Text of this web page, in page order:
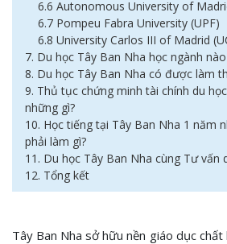
6.6 Autonomous University of
6.7 Pompeu Fabra University (UPF)
6.8 University Carlos III of Madrid
7. Du học Tây Ban Nha học ngành
8. Du học Tây Ban Nha có được làm
9. Thủ tục chứng minh tài chính du
những gì?
10. Học tiếng tại Tây Ban Nha 1 năm
phải làm gì?
11. Du học Tây Ban Nha cùng Tư vấn
12. Tổng kết
Tây Ban Nha sở hữu nền giáo dục